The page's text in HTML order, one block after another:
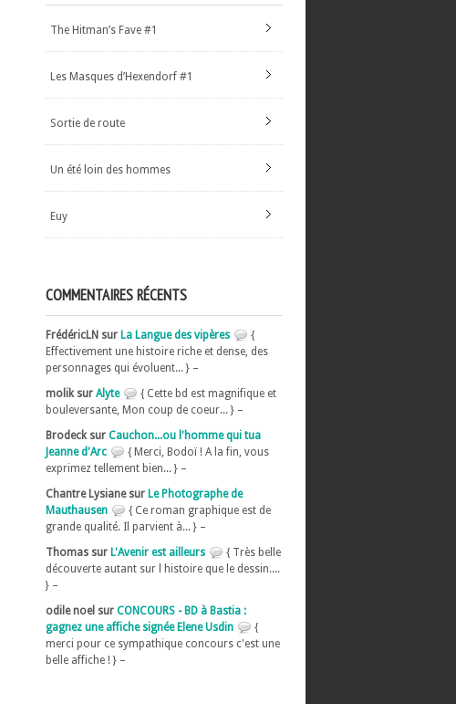
The Hitman’s Fave #1
Les Masques d’Hexendorf #1
Sortie de route
Un été loin des hommes
Euy
COMMENTAIRES RÉCENTS
FrédéricLN sur La Langue des vipères
{
Effectivement une histoire riche et dense, des
personnages qui évoluent... } –
molik sur Alyte
{ Cette bd est magnifique et
bouleversante, Mon coup de coeur... } –
Brodeck sur Cauchon...ou l'homme qui tua
Jeanne d'Arc
{ Merci, Bodoï ! A la fin, vous
exprimez tellement bien... } –
Chantre Lysiane sur Le Photographe de
Mauthausen
{ Ce roman graphique est de
grande qualité. Il parvient à... } –
Thomas sur L'Avenir est ailleurs
{ Très belle
découverte autant sur l histoire que le dessin....
} –
odile noel sur CONCOURS - BD à Bastia :
gagnez une affiche signée Elene Usdin
{
merci pour ce sympathique concours c'est une
belle affiche ! } –